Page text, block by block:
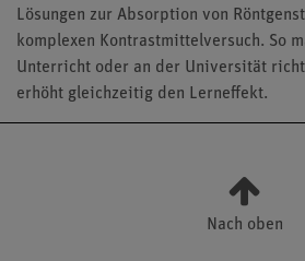
Lösungen zur Absorption von
komplexen Kontrastmittelversuch. So
Unterricht oder an der Universität
erhöht gleichzeitig den Lerneffekt.
Nach oben